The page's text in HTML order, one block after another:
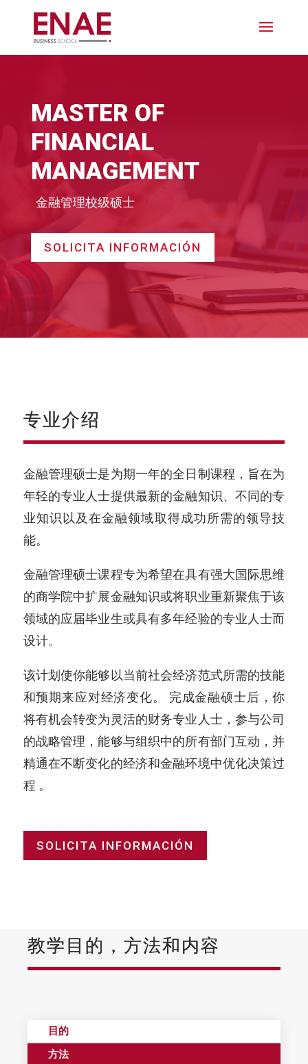
MASTER OF
FINANCIAL
MANAGEMENT
金融管理校级硕士
SOLICITA INFORMACIÓN
专业介绍
金融管理硕士是为期一年的全日制课程，旨在为
年轻的专业人士提供最新的金融知识、不同的专
业知识以及在金融领域取得成功所需的领导技
能。
金融管理硕士课程专为希望在具有强大国际思维
的商学院中扩展金融知识或将职业重新聚焦于该
领域的应届毕业生或具有多年经验的专业人士而
设计。
该计划使你能够以当前社会经济范式所需的技能
和预期来应对经济变化。 完成金融硕士后，你
将有机会转变为灵活的财务专业人士，参与公司
的战略管理，能够与组织中的所有部门互动，并
精通在不断变化的经济和金融环境中优化决策过
程 。
SOLICITA INFORMACIÓN
教学目的，方法和内容
目的
方法